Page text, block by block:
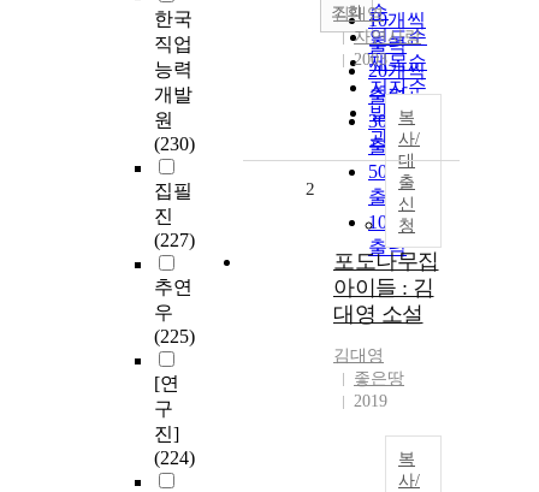
한국
직업
능력
개발
원
(230)
집필
진
(227)
추연
우
(225)
[연
구
진]
(224)
순
연도순
제목순
저자순
발행기
관순
10개씩
출력
20개씩
출력
30개씩
출력
50개씩
출력
100개씩
출력
조회
김대영
자연사랑
2003
복
사/
대
출
신
청
2
포도나무집
아이들 : 김
대영 소설
김대영
좋은땅
2019
복
사/